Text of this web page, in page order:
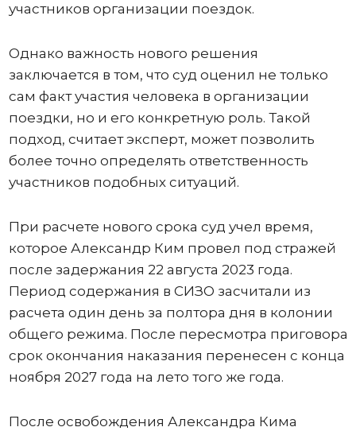
участников организации поездок.
Однако важность нового решения
заключается в том, что суд оценил не только
сам факт участия человека в организации
поездки, но и его конкретную роль. Такой
подход, считает эксперт, может позволить
более точно определять ответственность
участников подобных ситуаций.
При расчете нового срока суд учел время,
которое Александр Ким провел под стражей
после задержания 22 августа 2023 года.
Период содержания в СИЗО засчитали из
расчета один день за полтора дня в колонии
общего режима. После пересмотра приговора
срок окончания наказания перенесен с конца
ноября 2027 года на лето того же года.
После освобождения Александра Кима